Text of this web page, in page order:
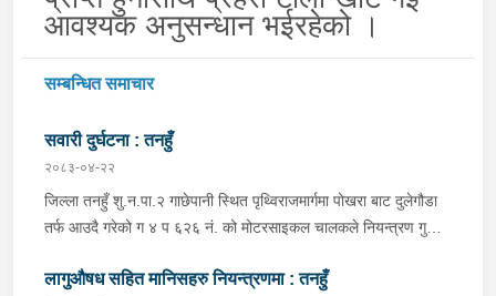
आवश्यक अनुसन्धान भईरहेको ।
सम्बन्धित समाचार
सवारी दुर्घटना : तनहुँ
२०८३-०४-२२
जिल्ला तनहुँ शु.न.पा.२ गाछेपानी स्थित पृथ्विराजमार्गमा पोखरा बाट दुलेगौडा
तर्फ आउदै गरेको ग ४ प ६२६ नं. को मोटरसाइकल चालकले नियन्त्रण गुमाइ
जिल्ला कास्की पो.म.न.पा.३३ बस्ने बर्ष ३९ को मन बहादुर पुन घाइते भइ
लागुऔषध सहित मानिसहरु नियन्त्रणमा : तनहुँ